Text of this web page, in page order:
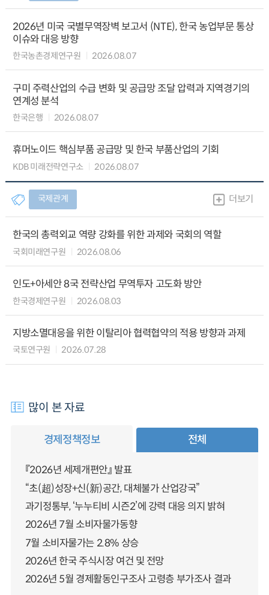
2026년 미국 국별무역장벽 보고서 (NTE), 한국 농업부문 통상
이슈와 대응 방향
한국농촌경제연구원 2026.08.07
구미 주력산업의 수급 변화 및 공급망 조달 압력과 지역경기의
연계성 분석
한국은행 2026.08.07
휴머노이드 핵심부품 공급망 및 한국 부품산업의 기회
KDB 미래전략연구소 2026.08.07
국제관계 더보기
한국의 총력외교 역량 강화를 위한 과제와 국회의 역할
국회미래연구원 2026.08.06
인도+아세안 8국 전략산업 무역투자 고도화 방안
한국경제연구원 2026.08.03
지방소멸대응을 위한 이탈리아 협력협약의 적용 방향과 과제
국토연구원 2026.07.28
많이 본 자료
경제정책정보 전체
『2026년 세제개편안』 발표
“초(超)성장+신(新)공간, 대체불가 산업강국”
과기정통부, ‘누누티비 시즌2’에 강력 대응 의지 밝혀
2026년 7월 소비자물가동향
7월 소비자물가는 2.8% 상승
2026년 한국 주식시장 여건 및 전망
2026년 5월 경제활동인구조사 고령층 부가조사 결과